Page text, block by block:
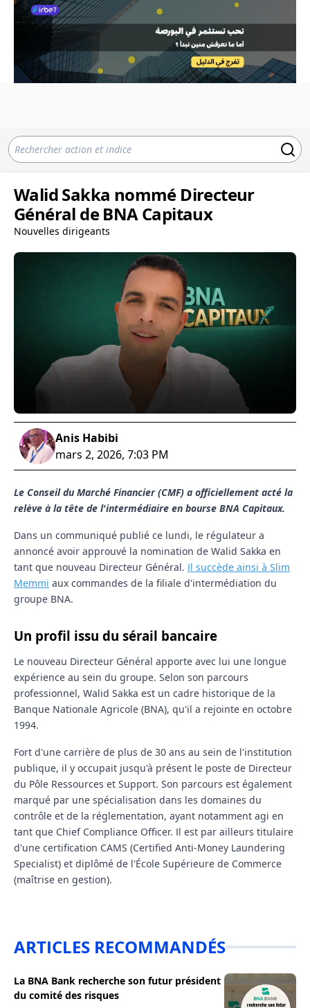
Walid Sakka nommé Directeur
Général de BNA Capitaux
Nouvelles dirigeants
Anis Habibi
mars 2, 2026, 7:03 PM
Le Conseil du Marché Financier (CMF) a officiellement acté la
relève à la tête de l'intermédiaire en bourse BNA Capitaux.
Dans un communiqué publié ce lundi, le régulateur a
annoncé avoir approuvé la nomination de Walid Sakka en
tant que nouveau Directeur Général. Il succède ainsi à Slim
Memmi aux commandes de la filiale d'intermédiation du
groupe BNA.
Un profil issu du sérail bancaire
Le nouveau Directeur Général apporte avec lui une longue
expérience au sein du groupe. Selon son parcours
professionnel, Walid Sakka est un cadre historique de la
Banque Nationale Agricole (BNA), qu'il a rejointe en octobre
1994.
Fort d'une carrière de plus de 30 ans au sein de l'institution
publique, il y occupait jusqu'à présent le poste de Directeur
du Pôle Ressources et Support. Son parcours est également
marqué par une spécialisation dans les domaines du
contrôle et de la réglementation, ayant notamment agi en
tant que Chief Compliance Officer. Il est par ailleurs titulaire
d'une certification CAMS (Certified Anti-Money Laundering
Specialist) et diplômé de l'École Supérieure de Commerce
(maîtrise en gestion).
ARTICLES RECOMMANDÉS
La BNA Bank recherche son futur président
du comité des risques